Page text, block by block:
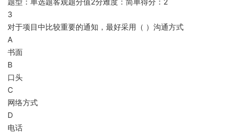
3
对于项目中比较重要的通知，最好采用（ ）沟通方式
A
书面
B
口头
C
网络方式
D
电话